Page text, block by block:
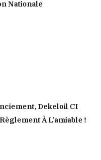
Nationale
Dekeloil CI
À L’amiable !